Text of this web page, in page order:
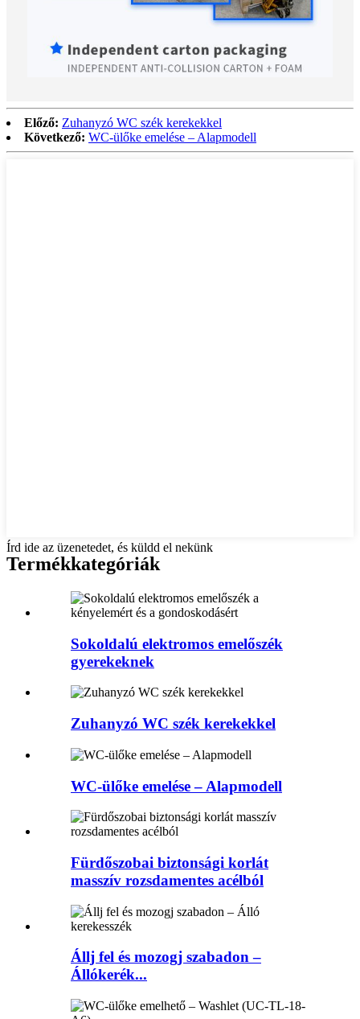
Előző: Zuhanyzó WC szék kerekekkel
Következő: WC-ülőke emelése – Alapmodell
Írd ide az üzenetedet, és küldd el nekünk
Termékkategóriák
Sokoldalú elektromos emelőszék
gyerekeknek
Zuhanyzó WC szék kerekekkel
WC-ülőke emelése – Alapmodell
Fürdőszobai biztonsági korlát
masszív rozsdamentes acélból
Állj fel és mozogj szabadon –
Állókerék...